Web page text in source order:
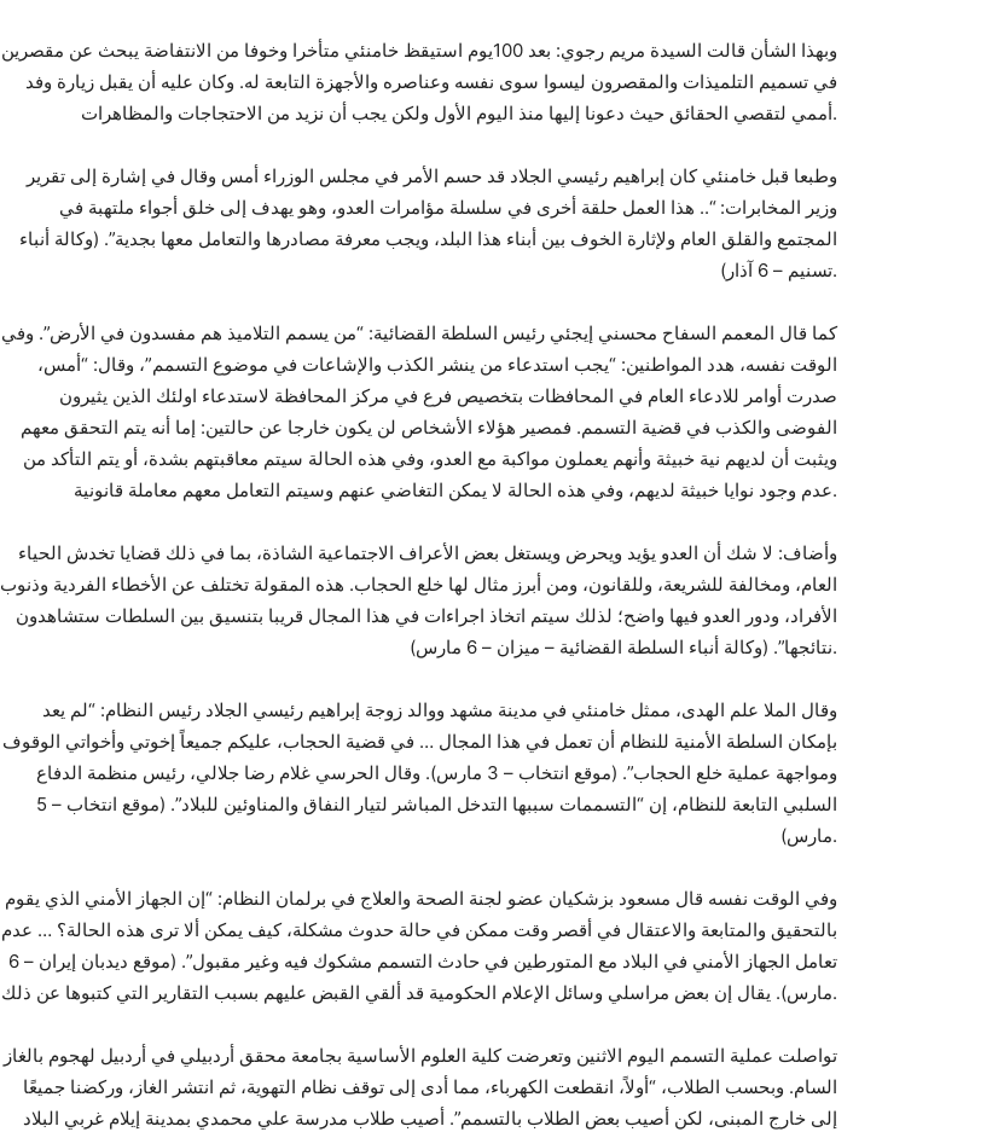
وبهذا الشأن قالت السيدة مريم رجوي: بعد 100يوم استيقظ خامنئي متأخرا وخوفا من الانتفاضة يبحث عن مقصرين
في تسميم التلميذات والمقصرون ليسوا سوى نفسه وعناصره والأجهزة التابعة له. وكان عليه أن يقبل زيارة وفد
أممي لتقصي الحقائق حيث دعونا إليها منذ اليوم الأول ولكن يجب أن نزيد من الاحتجاجات والمظاهرات.
وطبعا قبل خامنئي كان إبراهيم رئيسي الجلاد قد حسم الأمر في مجلس الوزراء أمس وقال في إشارة إلى تقرير
وزير المخابرات: “.. هذا العمل حلقة أخرى في سلسلة مؤامرات العدو، وهو يهدف إلى خلق أجواء ملتهبة في
المجتمع والقلق العام ولإثارة الخوف بين أبناء هذا البلد، ويجب معرفة مصادرها والتعامل معها بجدية”. (وكالة أنباء
تسنيم – 6 آذار).
كما قال المعمم السفاح محسني إيجئي رئيس السلطة القضائية: “من يسمم التلاميذ هم مفسدون في الأرض”. وفي
الوقت نفسه، هدد المواطنين: “يجب استدعاء من ينشر الكذب والإشاعات في موضوع التسمم”، وقال: “أمس،
صدرت أوامر للادعاء العام في المحافظات بتخصيص فرع في مركز المحافظة لاستدعاء اولئك الذين يثيرون
الفوضى والكذب في قضية التسمم. فمصير هؤلاء الأشخاص لن يكون خارجا عن حالتين: إما أنه يتم التحقق معهم
ويثبت أن لديهم نية خبيثة وأنهم يعملون مواكبة مع العدو، وفي هذه الحالة سيتم معاقبتهم بشدة، أو يتم التأكد من
عدم وجود نوايا خبيثة لديهم، وفي هذه الحالة لا يمكن التغاضي عنهم وسيتم التعامل معهم معاملة قانونية.
وأضاف: لا شك أن العدو يؤيد ويحرض ويستغل بعض الأعراف الاجتماعية الشاذة، بما في ذلك قضايا تخدش الحياء
العام، ومخالفة للشريعة، وللقانون، ومن أبرز مثال لها خلع الحجاب. هذه المقولة تختلف عن الأخطاء الفردية وذنوب
الأفراد، ودور العدو فيها واضح؛ لذلك سيتم اتخاذ اجراءات في هذا المجال قريبا بتنسيق بين السلطات ستشاهدون
نتائجها”. (وكالة أنباء السلطة القضائية – ميزان – 6 مارس).
وقال الملا علم الهدى، ممثل خامنئي في مدينة مشهد ووالد زوجة إبراهيم رئيسي الجلاد رئيس النظام: “لم يعد
بإمكان السلطة الأمنية للنظام أن تعمل في هذا المجال … في قضية الحجاب، عليكم جميعاً إخوتي وأخواتي الوقوف
ومواجهة عملية خلع الحجاب”. (موقع انتخاب – 3 مارس). وقال الحرسي غلام رضا جلالي، رئيس منظمة الدفاع
السلبي التابعة للنظام، إن “التسممات سببها التدخل المباشر لتيار النفاق والمناوئين للبلاد”. (موقع انتخاب – 5
مارس).
وفي الوقت نفسه قال مسعود بزشكيان عضو لجنة الصحة والعلاج في برلمان النظام: “إن الجهاز الأمني ​​الذي يقوم
بالتحقيق والمتابعة والاعتقال في أقصر وقت ممكن في حالة حدوث مشكلة، كيف يمكن ألا ترى هذه الحالة؟ … عدم
تعامل الجهاز الأمني ​​في البلاد مع المتورطين في حادث التسمم مشكوك فيه وغير مقبول”. (موقع ديدبان إيران – 6
مارس). يقال إن بعض مراسلي وسائل الإعلام الحكومية قد ألقي القبض عليهم بسبب التقارير التي كتبوها عن ذلك.
تواصلت عملية التسمم اليوم الاثنين وتعرضت كلية العلوم الأساسية بجامعة محقق أردبيلي في أردبيل لهجوم بالغاز
السام. وبحسب الطلاب، “أولاً، انقطعت الكهرباء، مما أدى إلى توقف نظام التهوية، ثم انتشر الغاز، وركضنا جميعًا
إلى خارج المبنى، لكن أصيب بعض الطلاب بالتسمم”. أصيب طلاب مدرسة علي محمدي بمدينة إيلام غربي البلاد